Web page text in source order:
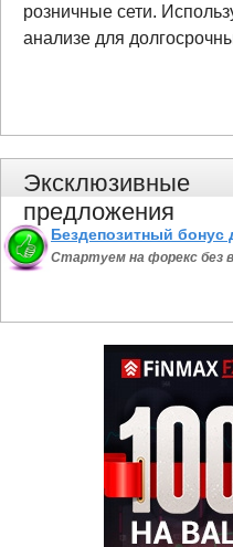
розничные сети.
анализе для
Эксклюзивные
предложения
Бездепозитный бонус
Стартуем на форекс без